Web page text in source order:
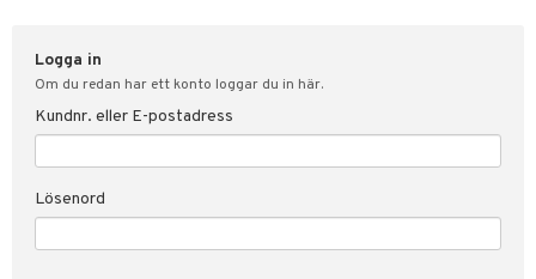
Fitness
Hem & Inredning
Leksaker, Barn & Baby
Varumärken
Logga in
Om du redan har ett konto loggar du in här.
Kundnr. eller E-postadress
Lösenord
svar